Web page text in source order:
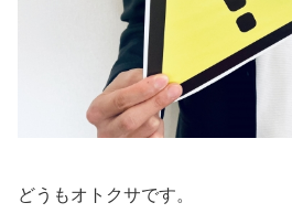
どうもオトクサです。